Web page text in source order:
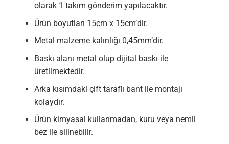
olarak 1 takım gönderim yapılacaktır.
Ürün boyutları 15cm x 15cm’dir.
Metal malzeme kalınlığı 0,45mm’dir.
Baskı alanı metal olup dijital baskı ile
üretilmektedir.
Arka kısımdaki çift taraflı bant ile montajı
kolaydır.
Ürün kimyasal kullanmadan, kuru veya nemli
bez ile silinebilir.